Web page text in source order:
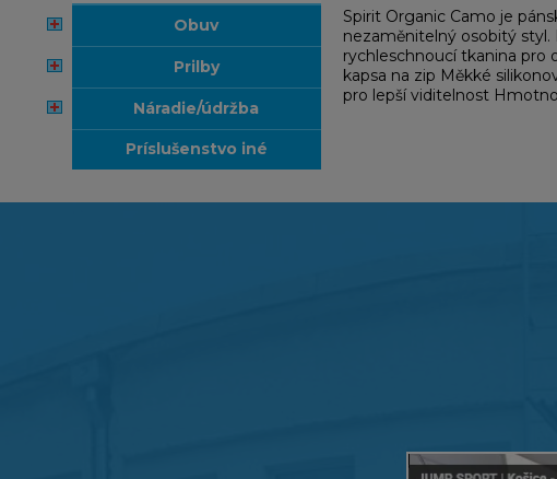
obuv
prilby
náradie/údržba
príslušenstvo iné
Spirit Organic Camo je
nezaměnitelný osobitý styl.
rychleschnoucí tkanina pro
kapsa na zip Měkké
pro lepší viditelnost